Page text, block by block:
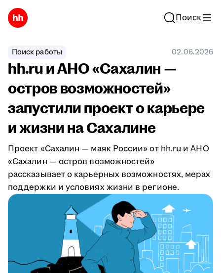
Поиск
Поиск работы 02.06.2026
hh.ru и АНО «Сахалин —
остров возможностей»
запустили проект о карьере
и жизни на Сахалине
Проект «Сахалин — маяк России» от hh.ru и АНО
«Сахалин — остров возможностей»
рассказывает о карьерных возможностях, мерах
поддержки и условиях жизни в регионе.